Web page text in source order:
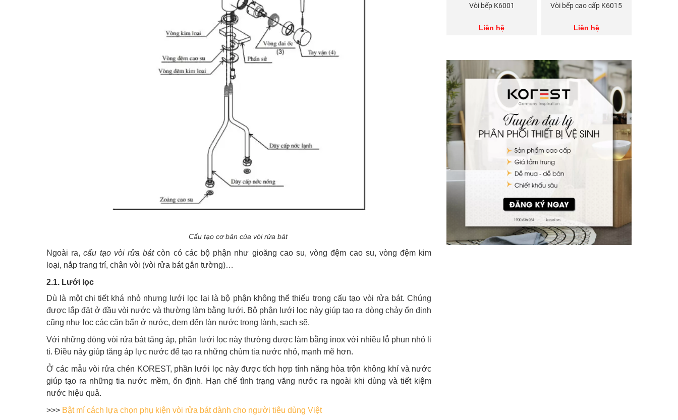
Cấu tạo cơ bản của vòi rửa bát
Ngoài ra,cấu tạo vòi rửa bátcòn có các bộ phận như gioăng cao su, vòng đệm cao su, vòng đệm kim
loại, nắp trang trí, chân vòi (vòi rửa bát gắn tường)…
2.1. Lưới lọc
Dù là một chi tiết khá nhỏ nhưng lưới lọc lại là bộ phận không thể thiếu trong cấu tạo vòi rửa bát. Chúng
được lắp đặt ở đầu vòi nước và thường làm bằng lưới. Bộ phận lưới lọc này giúp tạo ra dòng chảy ổn định
cũng như lọc các cặn bẩn ở nước, đem đến làn nước trong lành, sạch sẽ.
Với những dòng vòi rửa bát tăng áp, phần lưới lọc này thường được làm bằng inox với nhiều lỗ phun nhỏ li
ti. Điều này giúp tăng áp lực nước để tạo ra những chùm tia nước nhỏ, mạnh mẽ hơn.
Ở các mẫu vòi rửa chén KOREST, phần lưới lọc này được tích hợp tính năng hòa trộn không khí và nước
giúp tạo ra những tia nước mềm, ổn định. Hạn chế tình trạng văng nước ra ngoài khi dùng và tiết kiệm
nước hiệu quả.
>>> Bật mí cách lựa chọn phụ kiện vòi rửa bát dành cho người tiêu dùng Việt
Vòi bếp K6001
Liên hệ
Vòi bếp cao cấp K6015
Liên hệ